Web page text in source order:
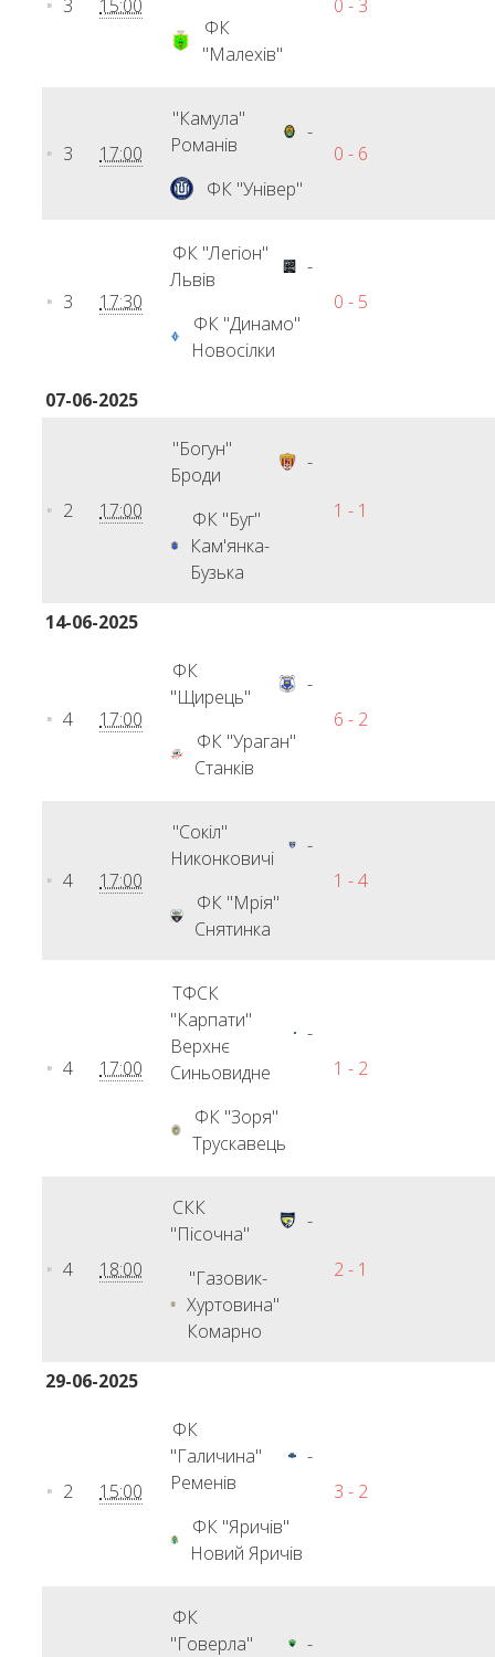
3
15:00
ФК
"Малехів"
0 - 3
3 17:00
"Камула"
Романів
-
ФК "Універ"
0 - 6
3 17:30
ФК "Легіон"
Львів
-
ФК "Динамо"
Новосілки
0 - 5
07-06-2025
2 17:00
"Богун"
Броди
-
ФК "Буг"
Кам'янка-
Бузька
1 - 1
14-06-2025
4 17:00
ФК
"Щирець"
-
ФК "Ураган"
Станків
6 - 2
4 17:00
"Сокіл"
Никонковичі
-
ФК "Мрія"
Снятинка
1 - 4
4 17:00
ТФСК
"Карпати"
Верхнє
Синьовидне
-
ФК "Зоря"
Трускавець
1 - 2
4 18:00
СКК
"Пісочна"
-
"Газовик-
Хуртовина"
Комарно
2 - 1
29-06-2025
2 15:00
ФК
"Галичина"
Ременів
-
ФК "Яричів"
Новий Яричів
3 - 2
ФК
"Говерла"
-